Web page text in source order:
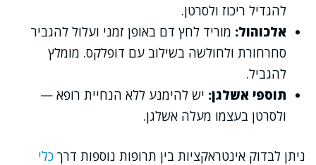
להגדיל ריכוז ולסרטן.
אלכוהול: מוריד לחץ דם באופן זמני ועלול להגביר
סחרחורת ולחולשה בשילוב עם דופלקס. מומלץ
להגביל.
תוספי אשלגן: יש להימנע ללא הנחיית רופא —
ולסרטן בעצמו מעלה אשלגן.
ניתן לבדוק אינטראקציות בין תרופות נוספות דרך כלי